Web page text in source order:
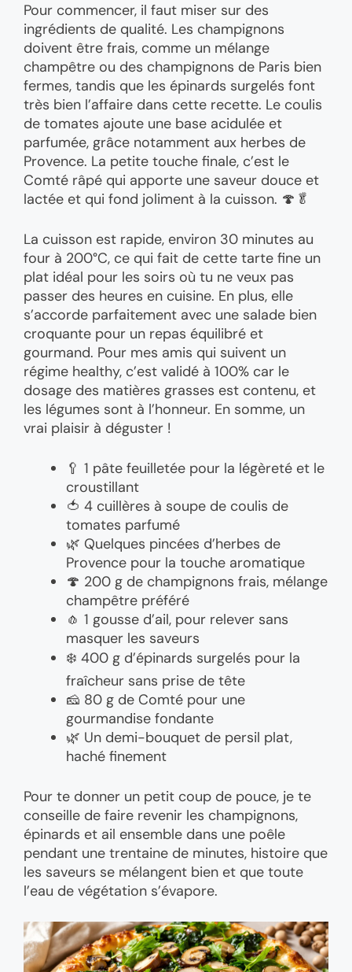
Pour commencer, il faut miser sur des
ingrédients de qualité. Les champignons
doivent être frais, comme un mélange
champêtre ou des champignons de Paris bien
fermes, tandis que les épinards surgelés font
très bien l’affaire dans cette recette. Le coulis
de tomates ajoute une base acidulée et
parfumée, grâce notamment aux herbes de
Provence. La petite touche finale, c’est le
Comté râpé qui apporte une saveur douce et
lactée et qui fond joliment à la cuisson. 🍄🥬
La cuisson est rapide, environ 30 minutes au
four à 200°C, ce qui fait de cette tarte fine un
plat idéal pour les soirs où tu ne veux pas
passer des heures en cuisine. En plus, elle
s’accorde parfaitement avec une salade bien
croquante pour un repas équilibré et
gourmand. Pour mes amis qui suivent un
régime healthy, c’est validé à 100% car le
dosage des matières grasses est contenu, et
les légumes sont à l’honneur. En somme, un
vrai plaisir à déguster !
🥄 1 pâte feuilletée pour la légèreté et le
croustillant
🍅 4 cuillères à soupe de coulis de
tomates parfumé
🌿 Quelques pincées d’herbes de
Provence pour la touche aromatique
🍄 200 g de champignons frais, mélange
champêtre préféré
🧄 1 gousse d’ail, pour relever sans
masquer les saveurs
❄️ 400 g d’épinards surgelés pour la
fraîcheur sans prise de tête
🧀 80 g de Comté pour une
gourmandise fondante
🌿 Un demi-bouquet de persil plat,
haché finement
Pour te donner un petit coup de pouce, je te
conseille de faire revenir les champignons,
épinards et ail ensemble dans une poêle
pendant une trentaine de minutes, histoire que
les saveurs se mélangent bien et que toute
l’eau de végétation s’évapore.